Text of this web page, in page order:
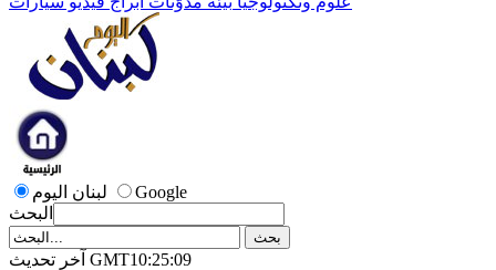
لبنان اليوم
Google
البحث
آخر تحديث GMT10:25:09